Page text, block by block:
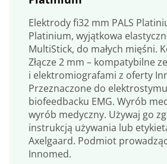
Elektrody fi32 mm PALS
Platinium, wyjątkowa
MultiStick, do małych mięśni.
Złącze 2 mm – kompatybilne
i elektromiografami z oferty
Przeznaczone do
biofeedbacku EMG. Wyrób
wyrób medyczny. Używaj go
instrukcją używania lub
Axelgaard. Podmiot
Innomed.